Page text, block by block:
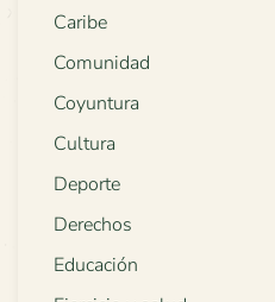
Caribe
Comunidad
Coyuntura
Cultura
Deporte
Derechos
Educación